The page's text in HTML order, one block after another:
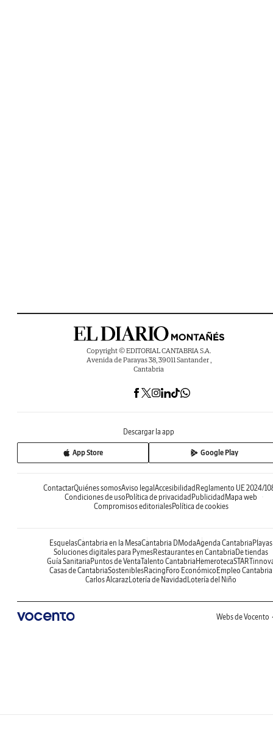
Copyright © EDITORIAL CANTABRIA S.A.
Avenida de Parayas 38, 39011 Santander ,
Cantabria
Descargar la app
App Store Google Play
ContactarQuiénes somosAviso legalAccesibilidadReglamento UE 2024/
Condiciones de usoPolítica de privacidadPublicidadMapa web
Compromisos editorialesPolítica de cookies
EsquelasCantabria en la MesaCantabria DModaAgenda CantabriaPlayas
Soluciones digitales para PymesRestaurantes en CantabriaDe tiendas
Guía SanitariaPuntos de VentaTalento CantabriaHemeroteca
Casas de CantabriaSosteniblesRacingForo EconómicoEmpleo Cantabria
Carlos AlcarazLotería de NavidadLotería del Niño
Webs de Vocento